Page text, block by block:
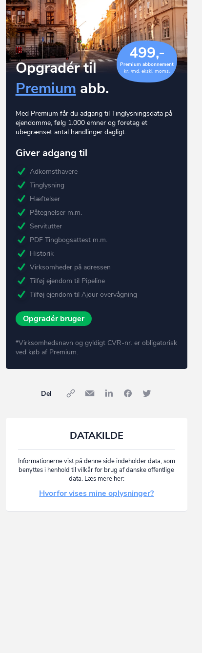
499,-
Premium abbonnement
kr. /md. ekskl. moms.
Opgradér til
Premium abb.
Med Premium får du adgang til Tinglysningsdata på
ejendomme, følg 1.000 emner og foretag et
ubegrænset antal handlinger dagligt.
Giver adgang til
Adkomsthavere
Tinglysning
Hæftelser
Påtegnelser m.m.
Servitutter
PDF Tingbogsattest m.m.
Historik
Virksomheder på adressen
Tilføj ejendom til Pipeline
Tilføj ejendom til Ajour overvågning
Opgradér bruger
*Virksomhedsnavn og gyldigt CVR-nr. er obligatorisk
ved køb af Premium.
Del
DATAKILDE
Informationerne vist på denne side indeholder data, som
benyttes i henhold til vilkår for brug af danske offentlige
data. Læs mere her:
Hvorfor vises mine oplysninger?